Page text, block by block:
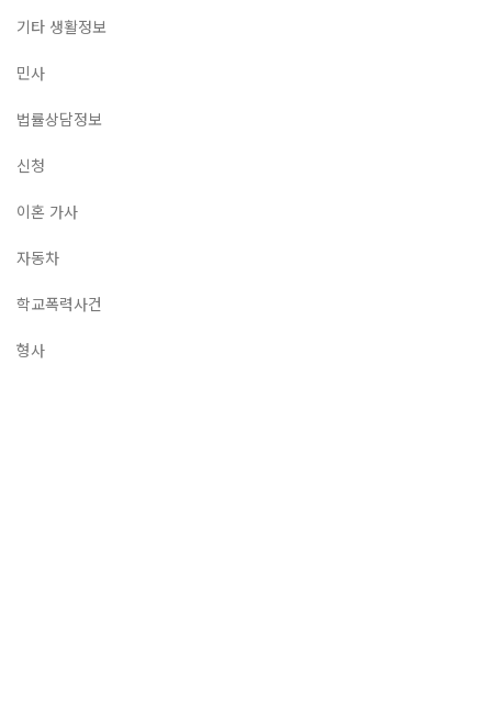
기타 생활정보
민사
법률상담정보
신청
이혼 가사
자동차
학교폭력사건
형사